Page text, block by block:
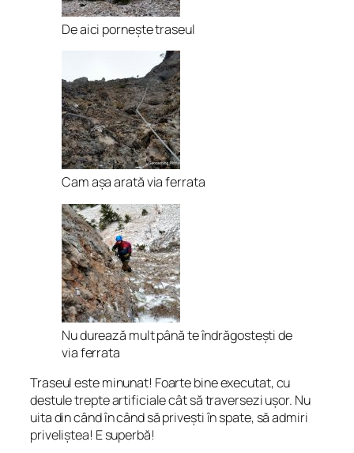
De aici pornește traseul
Cam așa arată via ferrata
Nu durează mult până te îndrăgostești de
via ferrata
Traseul este minunat! Foarte bine executat, cu
destule trepte artificiale cât să traversezi ușor. Nu
uita din când în când să privești în spate, să admiri
priveliștea! E superbă!